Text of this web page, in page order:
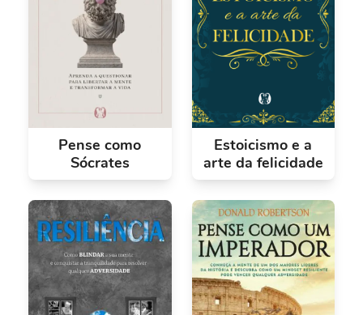
Pense como
Sócrates
Estoicismo e a
arte da felicidade